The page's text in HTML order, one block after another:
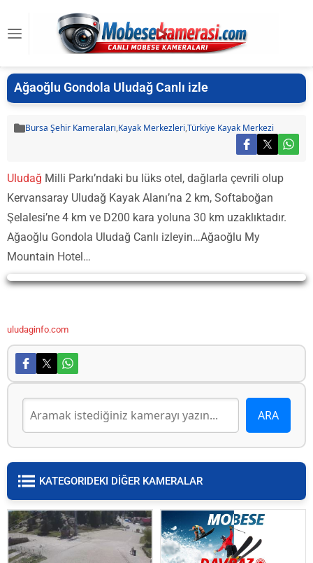
Ağaoğlu Gondola Uludağ Canlı izle
Bursa Şehir Kameraları,Kayak Merkezleri,Türkiye Kayak Merkezi
Uludağ Milli Parkı’ndaki bu lüks otel, dağlarla çevrili olup
Kervansaray Uludağ Kayak Alanı’na 2 km, Softaboğan
Şelalesi’ne 4 km ve D200 kara yoluna 30 km uzaklıktadır.
Ağaoğlu Gondola Uludağ Canlı izleyin…Ağaoğlu My
Mountain Hotel…
Yayın Yükleniyor...
uludaginfo.com
KATEGORIDEKI DİĞER KAMERALAR